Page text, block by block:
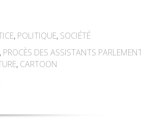
, POLITIQUE, SOCIÉTÉ
, PROCÈS DES ASSISTANTS
, CARTOON